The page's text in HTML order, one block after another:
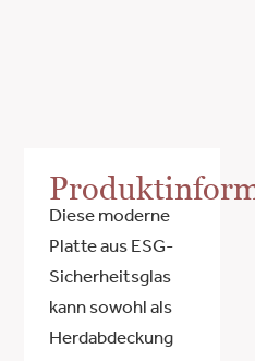
Diese moderne
Platte aus ESG-
Sicherheitsglas
kann sowohl als
Herdabdeckung